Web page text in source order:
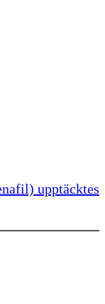
upptäcktes